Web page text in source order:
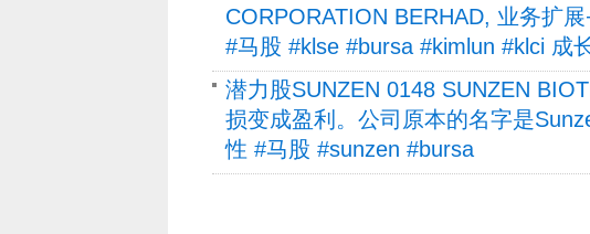
CORPORATION BERHAD, 业务扩
#马股 #klse #bursa #kimlun #klci 成
潜力股SUNZEN 0148 SUNZEN
损变成盈利。公司原本的名字是
性 #马股 #sunzen #bursa